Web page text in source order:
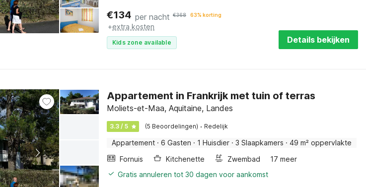
€134 per nacht €368 63% korting
+extra kosten
Kids zone available Details bekijken
Appartement in Frankrijk met tuin of terras
Moliets-et-Maa, Aquitaine, Landes
3.3 / 5 (5 Beoordelingen) · Redelijk
Appartement · 6 Gasten · 1 Huisdier · 3 Slaapkamers · 49 m² oppervlakte
Fornuis
Kitchenette Zwembad
17 meer
Gratis annuleren tot 30 dagen voor aankomst